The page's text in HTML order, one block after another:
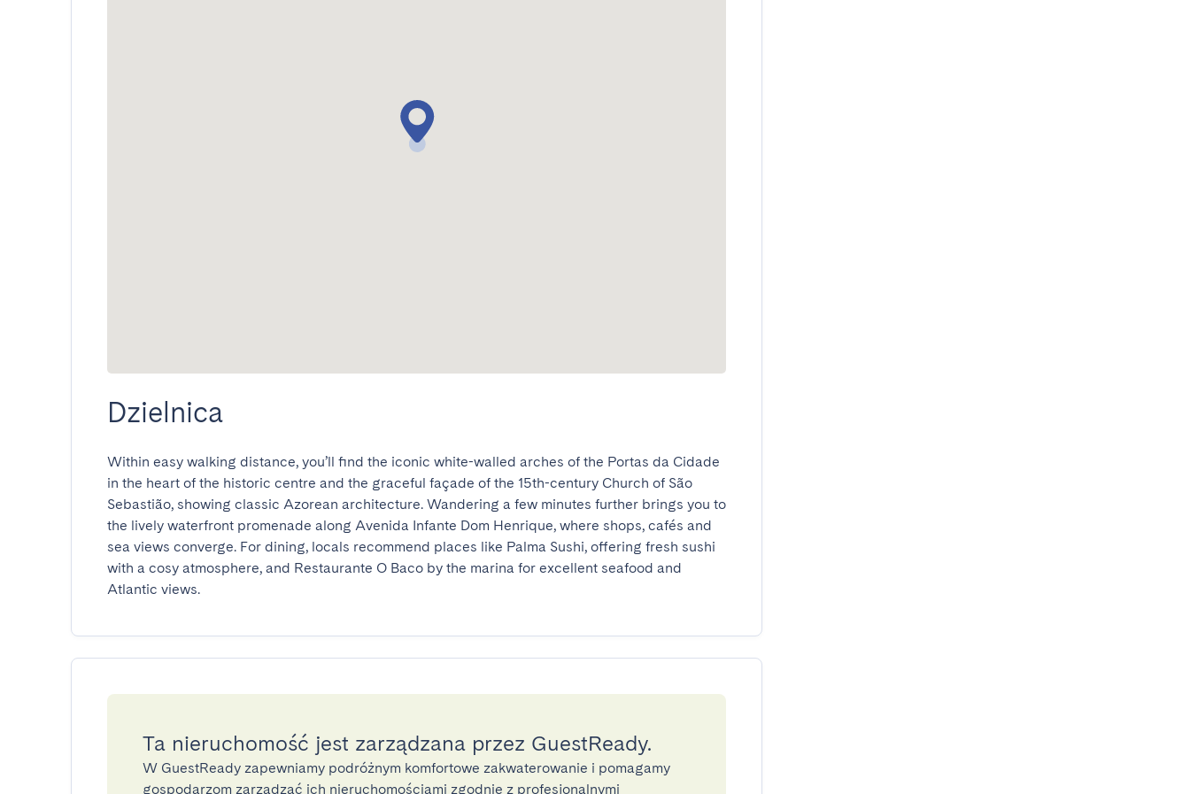
Dzielnica
Within easy walking distance, you’ll find the iconic white-walled arches of the Portas da Cidade
in the heart of the historic centre and the graceful façade of the 15th-century Church of São
Sebastião, showing classic Azorean architecture. Wandering a few minutes further brings you to
the lively waterfront promenade along Avenida Infante Dom Henrique, where shops, cafés and
sea views converge. For dining, locals recommend places like Palma Sushi, offering fresh sushi
with a cosy atmosphere, and Restaurante O Baco by the marina for excellent seafood and
Atlantic views.
Ta nieruchomość jest zarządzana przez GuestReady.
W GuestReady zapewniamy podróżnym komfortowe zakwaterowanie i pomagamy
gospodarzom zarządzać ich nieruchomościami zgodnie z profesjonalnymi